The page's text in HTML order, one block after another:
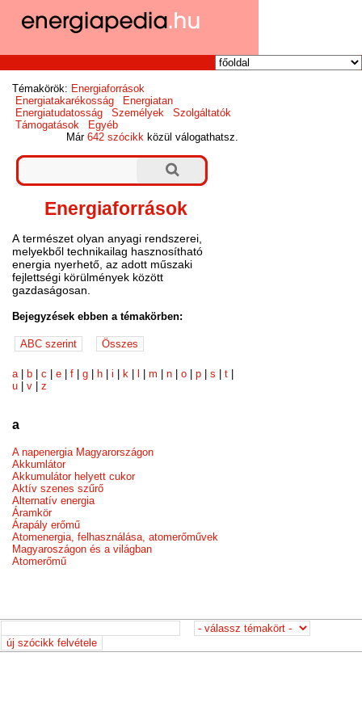
Témakörök: Energiaforrások
Energiatakarékosság
Energiatan
Energiatudatosság
Személyek
Szolgáltatók
Támogatások
Egyéb
Már642 szócikk közül válogathatsz.
Energiaforrások
A természet olyan anyagi rendszerei,
melyekből technikailag hasznosítható
energia nyerhető, az adott műszaki
fejlettségi körülmények között
gazdaságosan.
Bejegyzések ebben a témakörben:
a| b |c |e |f |g h |i k |m |n |o |p |s |t
u |v |z
a
A napenergia Magyarországon
Akkumlátor
Akkumulátor helyett cukor
Aktív szenes szűrő
Alternatív energia
Áramkör
Árapály erőmű
Atomenergia, felhasználása, atomerőművek
Magyaroszágon és a világban
Atomerőmű